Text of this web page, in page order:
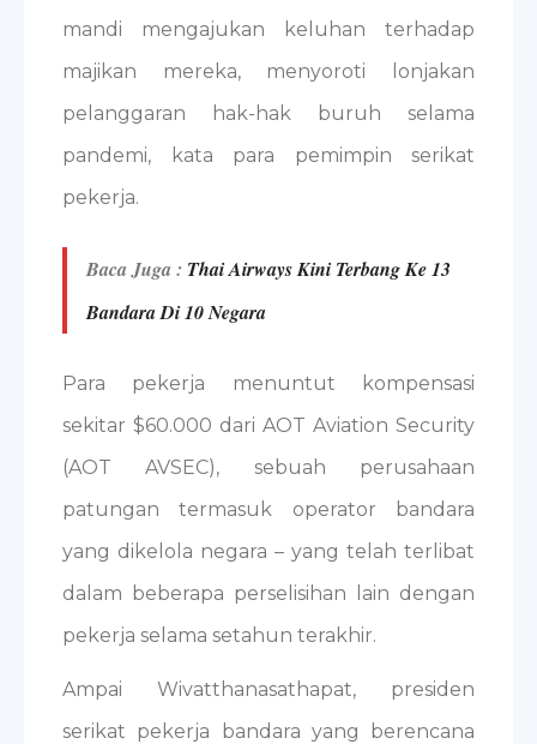
mandi mengajukan keluhan terhadap
majikan mereka, menyoroti lonjakan
pelanggaran hak-hak buruh selama
pandemi, kata para pemimpin serikat
pekerja.
Baca Juga : Thai Airways Kini Terbang Ke 13
Bandara Di 10 Negara
Para pekerja menuntut kompensasi
sekitar $60.000 dari AOT Aviation Security
(AOT AVSEC), sebuah perusahaan
patungan termasuk operator bandara
yang dikelola negara – yang telah terlibat
dalam beberapa perselisihan lain dengan
pekerja selama setahun terakhir.
Ampai Wivatthanasathapat, presiden
serikat pekerja bandara yang berencana